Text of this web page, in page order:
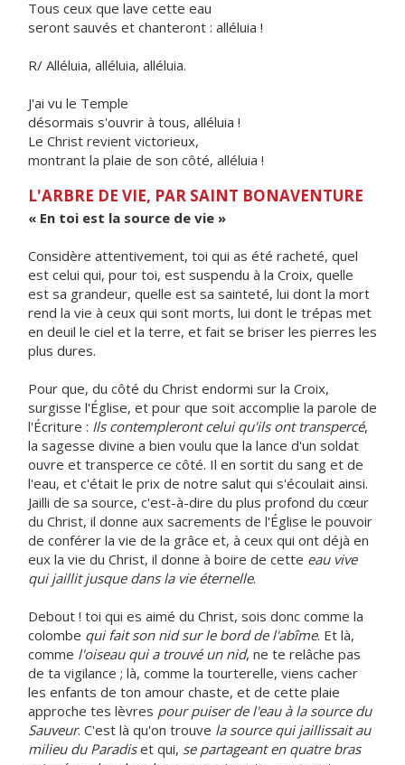
Tous ceux que lave cette eau
seront sauvés et chanteront : alléluia !
R/ Alléluia, alléluia, alléluia.
J'ai vu le Temple
désormais s'ouvrir à tous, alléluia !
Le Christ revient victorieux,
montrant la plaie de son côté, alléluia !
L'ARBRE DE VIE, PAR SAINT BONAVENTURE
« En toi est la source de vie »
Considère attentivement, toi qui as été racheté, quel
est celui qui, pour toi, est suspendu à la Croix, quelle
est sa grandeur, quelle est sa sainteté, lui dont la mort
rend la vie à ceux qui sont morts, lui dont le trépas met
en deuil le ciel et la terre, et fait se briser les pierres les
plus dures.
Pour que, du côté du Christ endormi sur la Croix,
surgisse l'Église, et pour que soit accomplie la parole de
l'Écriture : Ils contempleront celui qu'ils ont transpercé,
la sagesse divine a bien voulu que la lance d'un soldat
ouvre et transperce ce côté. Il en sortit du sang et de
l'eau, et c'était le prix de notre salut qui s'écoulait ainsi.
Jailli de sa source, c'est-à-dire du plus profond du cœur
du Christ, il donne aux sacrements de l'Église le pouvoir
de conférer la vie de la grâce et, à ceux qui ont déjà en
eux la vie du Christ, il donne à boire de cette eau vive
qui jaillit jusque dans la vie éternelle.
Debout ! toi qui es aimé du Christ, sois donc comme la
colombe qui fait son nid sur le bord de l'abîme. Et là,
comme l'oiseau qui a trouvé un nid, ne te relâche pas
de ta vigilance ; là, comme la tourterelle, viens cacher
les enfants de ton amour chaste, et de cette plaie
approche tes lèvres pour puiser de l'eau à la source du
Sauveur. C'est là qu'on trouve la source qui jaillissait au
milieu du Paradiset qui, se partageant en quatre bras